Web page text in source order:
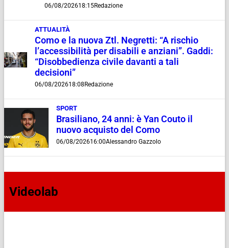
06/08/202618:15Redazione
ATTUALITÀ
Como e la nuova Ztl. Negretti: “A rischio
l’accessibilità per disabili e anziani”. Gaddi:
“Disobbedienza civile davanti a tali
decisioni”
06/08/202618:08 Redazione
SPORT
Brasiliano, 24 anni: è Yan Couto il
nuovo acquisto del Como
06/08/202616:00Alessandro Gazzolo
Videolab